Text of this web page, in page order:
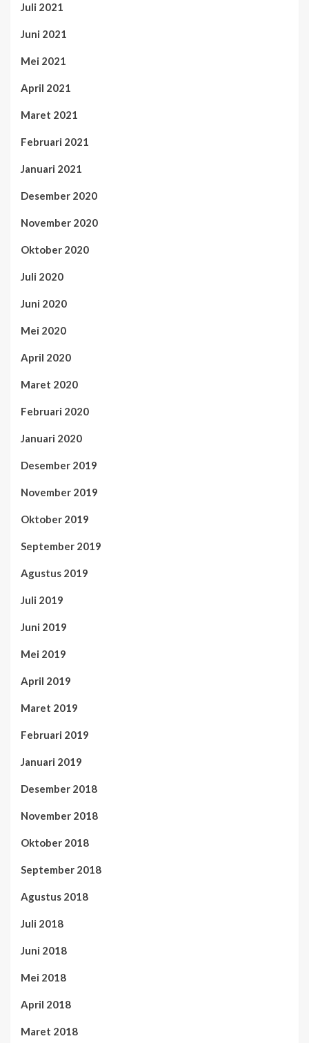
Juli 2021
Juni 2021
Mei 2021
April 2021
Maret 2021
Februari 2021
Januari 2021
Desember 2020
November 2020
Oktober 2020
Juli 2020
Juni 2020
Mei 2020
April 2020
Maret 2020
Februari 2020
Januari 2020
Desember 2019
November 2019
Oktober 2019
September 2019
Agustus 2019
Juli 2019
Juni 2019
Mei 2019
April 2019
Maret 2019
Februari 2019
Januari 2019
Desember 2018
November 2018
Oktober 2018
September 2018
Agustus 2018
Juli 2018
Juni 2018
Mei 2018
April 2018
Maret 2018